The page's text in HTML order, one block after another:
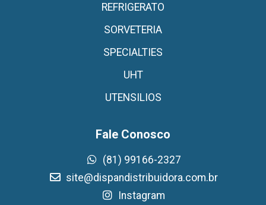
REFRIGERATO
SORVETERIA
SPECIALTIES
UHT
UTENSILIOS
Fale Conosco
(81) 99166-2327
site@dispandistribuidora.com.br
Instagram